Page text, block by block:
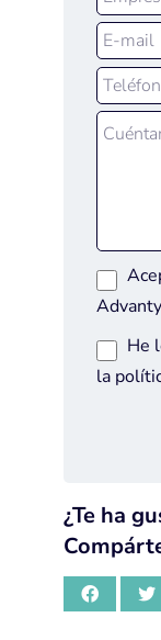
He
la
¿Te ha